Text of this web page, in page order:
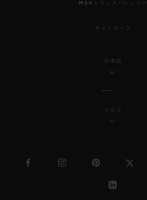
MSAトランスパレンシー
サイトマップ
日本語
トルコ